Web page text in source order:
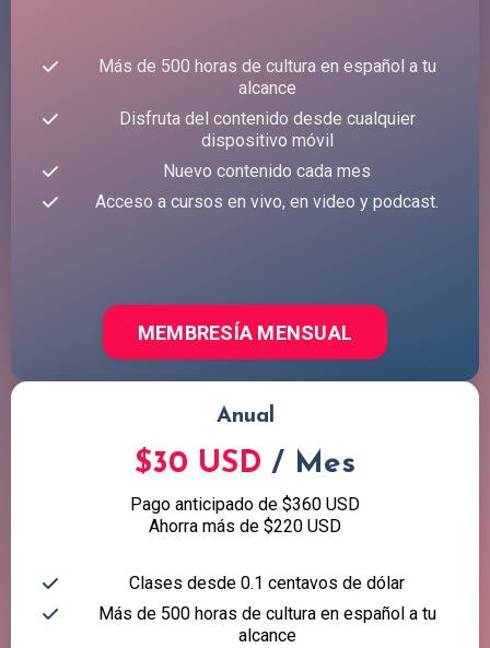
Más de 500 horas de cultura en español a tu
alcance
Disfruta del contenido desde cualquier
dispositivo móvil
Nuevo contenido cada mes
Acceso a cursos en vivo, en video y podcast.
MEMBRESÍA MENSUAL
Anual
$30 USD / Mes
Pago anticipado de $360 USD
Ahorra más de $220 USD
Clases desde 0.1 centavos de dólar
Más de 500 horas de cultura en español a tu
alcance